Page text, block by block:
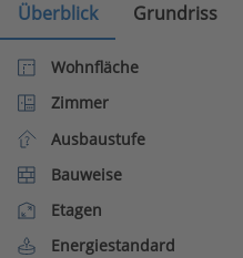
Überblick Grundriss
Wohnfläche
Zimmer
Ausbaustufe
Bauweise
Etagen
Energiestandard